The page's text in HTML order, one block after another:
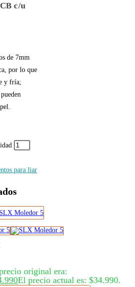
c/u
de 7mm
por lo que
y fría;
para liar
original era:
El precio actual es: $34.990.